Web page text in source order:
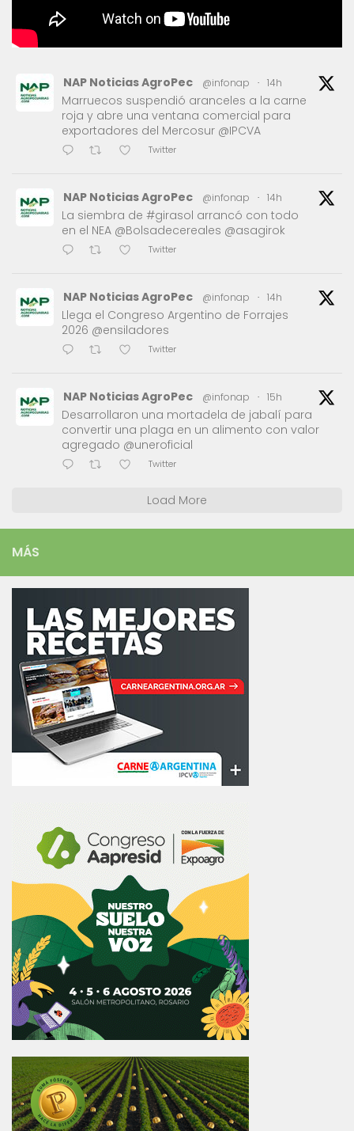
NAP Noticias AgroPec @infonap · 14h
Marruecos suspendió aranceles a la carne
roja y abre una ventana comercial para
exportadores del Mercosur @IPCVA
Twitter
NAP Noticias AgroPec @infonap · 14h
La siembra de #girasol arrancó con todo
en el NEA @Bolsadecereales @asagirok
Twitter
NAP Noticias AgroPec @infonap · 14h
Llega el Congreso Argentino de Forrajes
2026 @ensiladores
Twitter
NAP Noticias AgroPec @infonap · 15h
Desarrollaron una mortadela de jabalí para
convertir una plaga en un alimento con valor
agregado @uneroficial
Twitter
Load More
MÁS